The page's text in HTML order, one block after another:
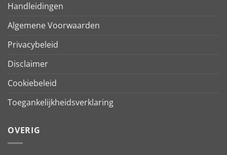
Handleidingen
Algemene Voorwaarden
Privacybeleid
Disclaimer
Cookiebeleid
Toegankelijkheidsverklaring
OVERIG